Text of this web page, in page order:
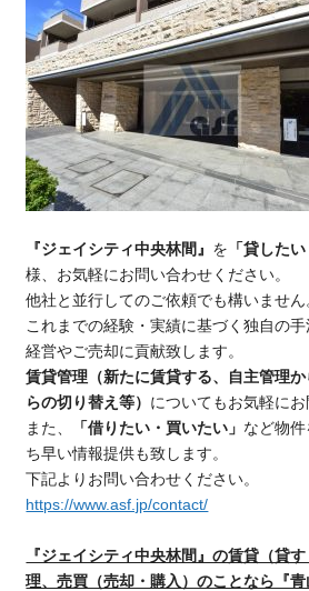
『ジェイシティ中央林間』 を 「貸した
様、お気軽にお問い合わせください。
他社と並行してのご依頼でも構いません
これまでの経験・実績に基づく独自の
経営やご売却に貢献致します。
賃貸管理（新たに賃貸する、自主管理
らの切り替え等） についてもお気軽にお
また、
「借りたい・買いたい」 など物
ち早い情報提供も致します。
下記よりお問い合わせください。
https://www.asf.jp/contact/
『ジェイシティ中央林間』の賃貸（貸
理、売買（売却・購入）のことなら『